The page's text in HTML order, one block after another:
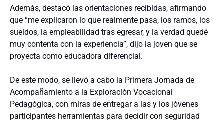
Además, destacó las orientaciones recibidas, afirmando
que “me explicaron lo que realmente pasa, los ramos, los
sueldos, la empleabilidad tras egresar, y la verdad quedé
muy contenta con la experiencia”, dijo la joven que se
proyecta como educadora diferencial.
De este modo, se llevó a cabo la Primera Jornada de
Acompañamiento a la Exploración Vocacional
Pedagógica, con miras de entregar a las y los jóvenes
participantes herramientas para decidir con seguridad